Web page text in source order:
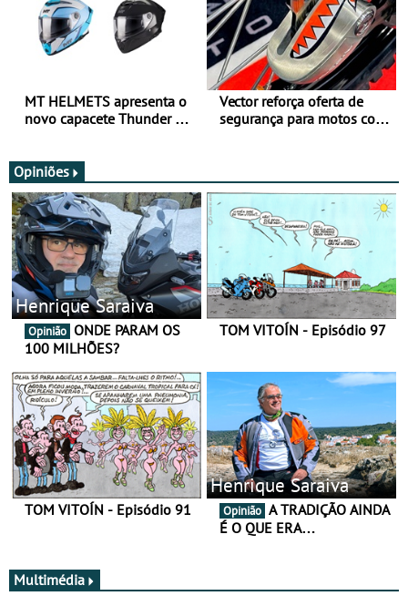
MT HELMETS apresenta o
novo capacete Thunder 4 R
Vector reforça oferta de
segurança para motos com
Opiniões
Henrique Saraiva
Opinião
100 MILHÕES?
TOM VITOÍN - Episódio 97
TOM VITOÍN - Episódio 91
Henrique Saraiva
Opinião
É O QUE ERA…
Multimédia